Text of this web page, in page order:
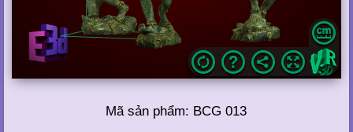
Mã sản phẩm: BCG 013